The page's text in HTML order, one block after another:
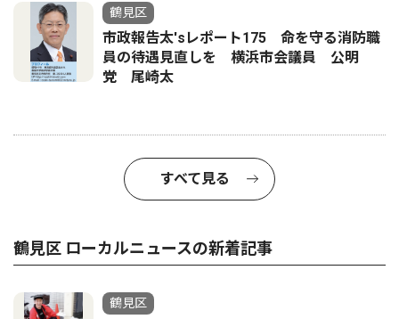
鶴見区
市政報告太'sレポート175 命を守る消防職
員の待遇見直しを 横浜市会議員 公明
党 尾崎太
すべて見る
鶴見区 ローカルニュースの新着記事
鶴見区